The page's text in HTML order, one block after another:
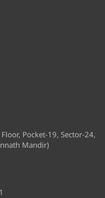
Pocket-19, Sector-24,
Mandir)